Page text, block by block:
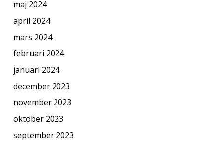
maj 2024
april 2024
mars 2024
februari 2024
januari 2024
december 2023
november 2023
oktober 2023
september 2023